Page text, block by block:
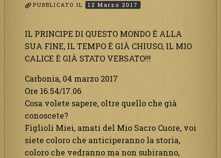
PUBBLICATO IL 12 Marzo 2017
IL PRINCIPE DI QUESTO MONDO È ALLA
SUA FINE, IL TEMPO È GIÀ CHIUSO, IL MIO
CALICE È GIÀ STATO VERSATO!!!
Carbonia, 04 marzo 2017
Ore 16.54/17.06
Cosa volete sapere, oltre quello che già
conoscete?
Figlioli Miei, amati del Mio Sacro Cuore, voi
siete coloro che anticiperanno la storia,
coloro che vedranno ma non subiranno,